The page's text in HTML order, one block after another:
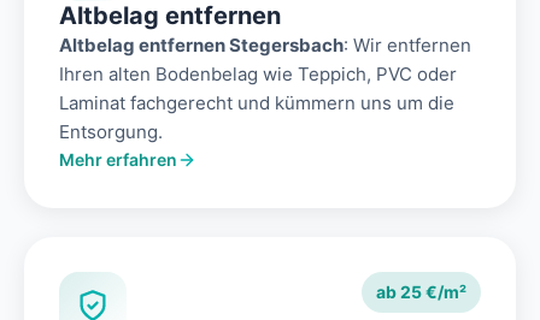
Altbelag entfernen
Altbelag entfernen Stegersbach: Wir entfernen
Ihren alten Bodenbelag wie Teppich, PVC oder
Laminat fachgerecht und kümmern uns um die
Entsorgung.
Mehr erfahren
ab 25 €/m²